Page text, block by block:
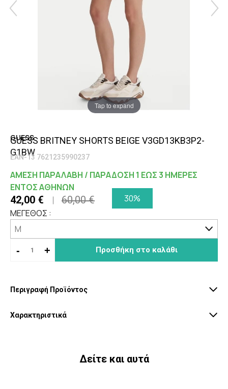
Tap to expand
GUESS
GUESS BRITNEY SHORTS BEIGE V3GD13KB3P2-
G1BW
EAN-13 7621235990237
ΑΜΕΣΗ ΠΑΡΑΛΑΒΗ / ΠΑΡΑΔΟΣΗ 1 ΕΩΣ 3 ΗΜΕΡΕΣ
ΕΝΤΟΣ ΑΘΗΝΩΝ
42,00 € 60,00 €
30%
ΜΕΓΕΘΟΣ :
- + Προσθήκη στο καλάθι
Περιγραφή Προϊόντος
Χαρακτηριστικά
Δείτε και αυτά